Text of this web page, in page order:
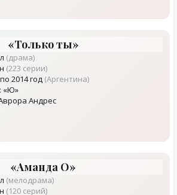
«Только ты»
(драма)
(223 серии)
2014 год (Аргентина)
«Ю»
Андрес
«Аманда О»
(мелодрама)
(120 серий)